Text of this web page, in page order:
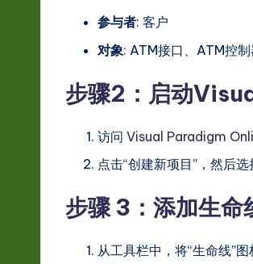
参与者: 客户
对象: ATM接口、ATM控
步骤2：启动
访问 Visual Paradigm
点击“创建新项目”，然后选
步骤 3：添加生命
从工具栏中，将“生命线”